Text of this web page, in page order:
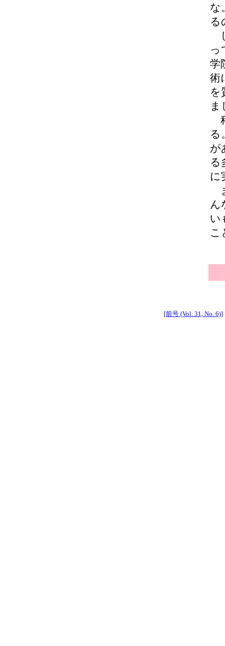
な
る
っ
学
術
を
る
が
る
に
ん
い
こ
[前号 (Vol. 31, No. 6)]